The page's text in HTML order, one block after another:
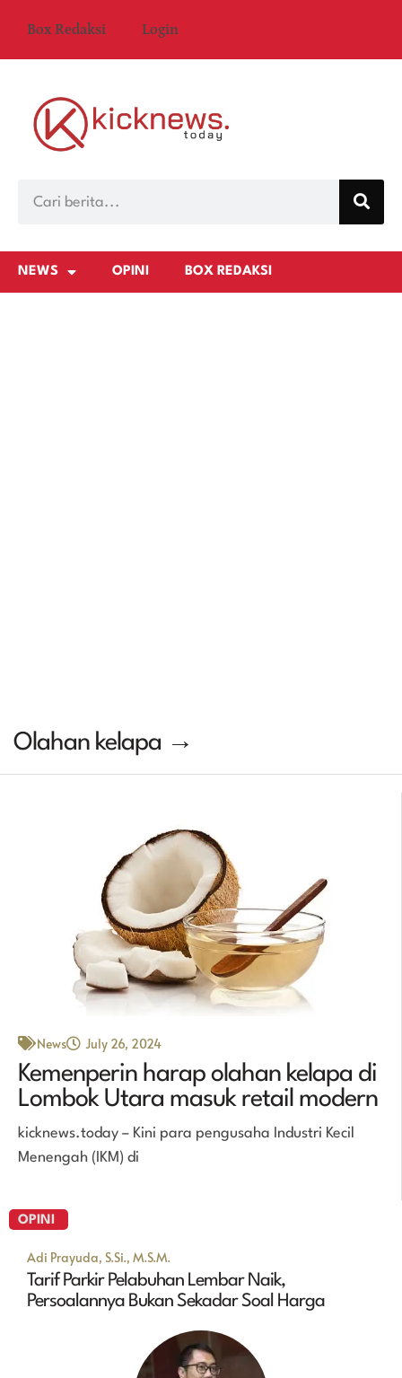
Box Redaksi Login
NEWS OPINI BOX REDAKSI
Olahan kelapa →
News July 26, 2024
Kemenperin harap olahan kelapa di
Lombok Utara masuk retail modern
kicknews.today – Kini para pengusaha Industri Kecil
Menengah (IKM) di
OPINI
Adi Prayuda, S.Si., M.S.M.
Tarif Parkir Pelabuhan Lembar Naik,
Persoalannya Bukan Sekadar Soal Harga